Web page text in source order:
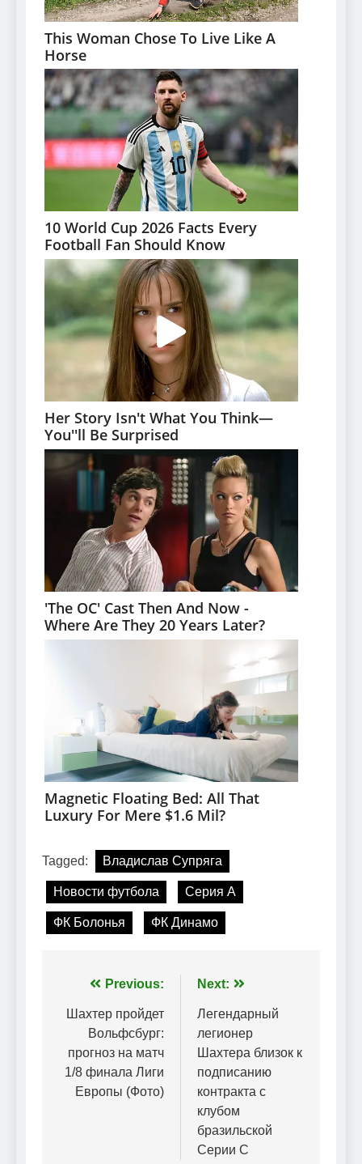
Tagged: Владислав Супряга
Новости футбола Серия А
ФК Болонья ФК Динамо
Навігація
записів
Previous:
Шахтер пройдет
Вольфсбург:
прогноз на матч
1/8 финала Лиги
Европы (Фото)
Next:
Легендарный
легионер
Шахтера близок к
подписанию
контракта с
клубом
бразильской
Серии С